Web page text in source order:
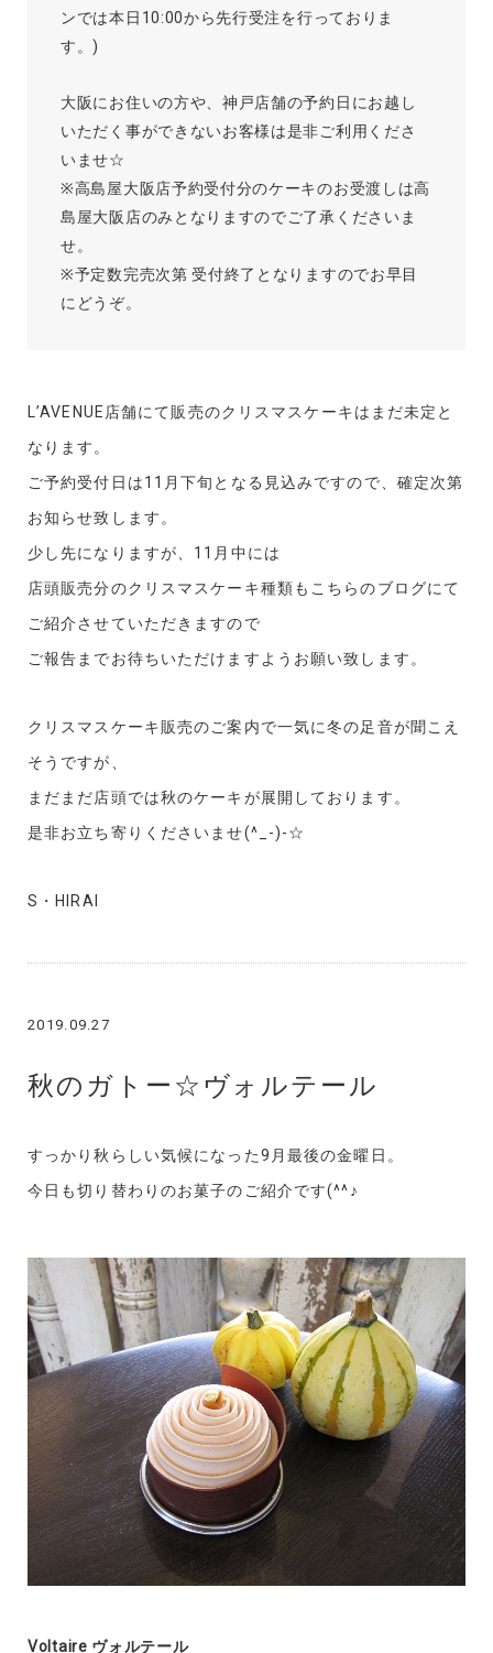
ンでは本日10:00から先行受注を行っておりま
す。)
大阪にお住いの方や、神戸店舗の予約日にお越し
いただく事ができないお客様は是非ご利用くださ
いませ☆
※高島屋大阪店予約受付分のケーキのお受渡しは高
島屋大阪店のみとなりますのでご了承くださいま
せ。
※予定数完売次第 受付終了となりますのでお早目
にどうぞ。
L’AVENUE店舗にて販売のクリスマスケーキはまだ未定と
なります。
ご予約受付日は11月下旬となる見込みですので、確定次第
お知らせ致します。
少し先になりますが、11月中には
店頭販売分のクリスマスケーキ種類もこちらのブログにて
ご紹介させていただきますので
ご報告までお待ちいただけますようお願い致します。
クリスマスケーキ販売のご案内で一気に冬の足音が聞こえ
そうですが、
まだまだ店頭では秋のケーキが展開しております。
是非お立ち寄りくださいませ(^_-)-☆
S・HIRAI
2019.09.27
秋のガトー☆ヴォルテール
すっかり秋らしい気候になった9月最後の金曜日。
今日も切り替わりのお菓子のご紹介です(^^♪
Voltaire ヴォルテール